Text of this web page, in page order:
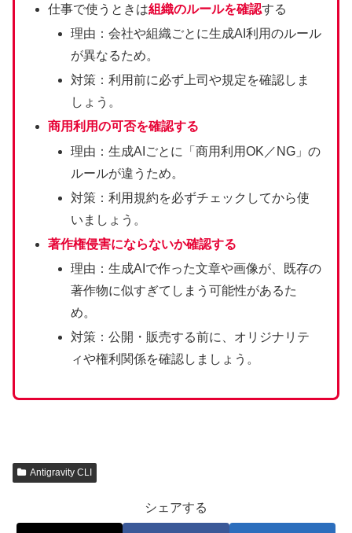
仕事で使うときは組織のルールを確認する
理由：会社や組織ごとに生成AI利用のルール
が異なるため。
対策：利用前に必ず上司や規定を確認しま
しょう。
商用利用の可否を確認する
理由：生成AIごとに「商用利用OK／NG」の
ルールが違うため。
対策：利用規約を必ずチェックしてから使
いましょう。
著作権侵害にならないか確認する
理由：生成AIで作った文章や画像が、既存の
著作物に似すぎてしまう可能性があるた
め。
対策：公開・販売する前に、オリジナリテ
ィや権利関係を確認しましょう。
Antigravity CLI
シェアする